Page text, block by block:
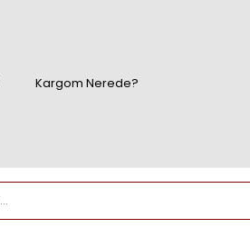
Kargom Nerede?